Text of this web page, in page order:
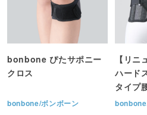
5
重宝してま
薄くて丈夫で動きやすいと
生地も通気性が良くムレに
す。
筋肉 徳島県 2020/04/22 20:47
bonbone ぴたサポニー
クロス
bonbone/ボンボーン
【リニ
ハード
タイプ